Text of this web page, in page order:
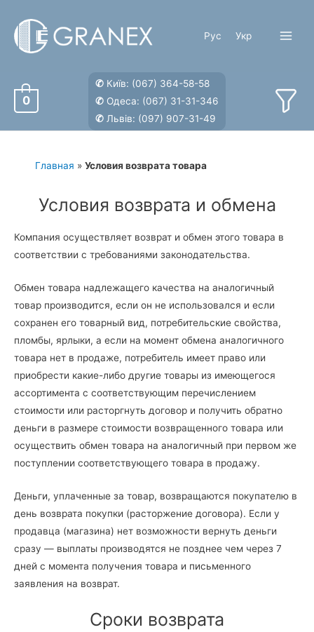
содержимому
Рус Укр
0
✆ Київ: (067) 364-58-58
✆ Одеса: (067) 31-31-346
✆ Львів: (097) 907-31-49
Главная » Условия возврата товара
Условия возврата и обмена
Компания осуществляет возврат и обмен этого товара в
соответствии с требованиями законодательства.
Обмен товара надлежащего качества на аналогичный
товар производится, если он не использовался и если
сохранен его товарный вид, потребительские свойства,
пломбы, ярлыки, а если на момент обмена аналогичного
товара нет в продаже, потребитель имеет право или
приобрести какие-либо другие товары из имеющегося
ассортимента с соответствующим перечислением
стоимости или расторгнуть договор и получить обратно
деньги в размере стоимости возвращенного товара или
осуществить обмен товара на аналогичный при первом же
поступлении соответствующего товара в продажу.
Деньги, уплаченные за товар, возвращаются покупателю в
день возврата покупки (расторжение договора). Если у
продавца (магазина) нет возможности вернуть деньги
сразу — выплаты производятся не позднее чем через 7
дней с момента получения товара и письменного
заявления на возврат.
Сроки возврата